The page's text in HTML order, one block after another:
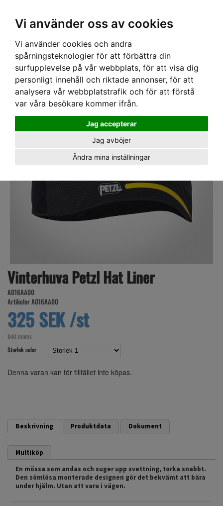
Vi använder oss av cookies
Vi använder cookies och andra
spårningsteknologier för att förbättra din
surfupplevelse på vår webbplats, för att visa dig
personligt innehåll och riktade annonser, för att
analysera vår webbplatstrafik och för att förstå
var våra besökare kommer ifrån.
Jag accepterar
Jag avböjer
Ändra mina inställningar
Hem ›PPE›HJÄLMAR›HJÄLMTILLBEHÖR› Vinterhuva Petzl Hat Liner
Vinterhuva Petzl Hat Liner
A016AA00
Artikelnr A016AA00
325 SEK /st
Inkl moms
Storlek selar
Denna varan kan för tillfället inte köpas.
Beskrivning Produktdata Dokument
Multiköp
En mössa som andas och suger upp svettning, torka snabbt.
Den sömlösa monterade designen gör det bekvämt att bära
under hjälm. Utan att vara i vägen.